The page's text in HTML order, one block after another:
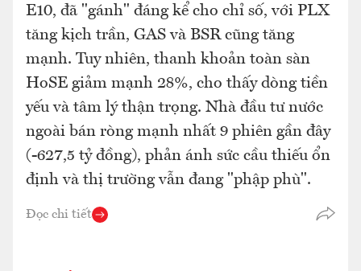
E10, đã "gánh" đáng kể cho chỉ số, với PLX
tăng kịch trần, GAS và BSR cũng tăng
mạnh. Tuy nhiên, thanh khoản toàn sàn
HoSE giảm mạnh 28%, cho thấy dòng tiền
yếu và tâm lý thận trọng. Nhà đầu tư nước
ngoài bán ròng mạnh nhất 9 phiên gần đây
(-627,5 tỷ đồng), phản ánh sức cầu thiếu ổn
định và thị trường vẫn đang "phập phù".
Đọc chi tiết